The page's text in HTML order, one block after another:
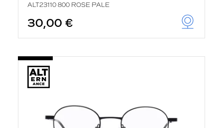
ALT23110 800 ROSE PALE
30,00 €